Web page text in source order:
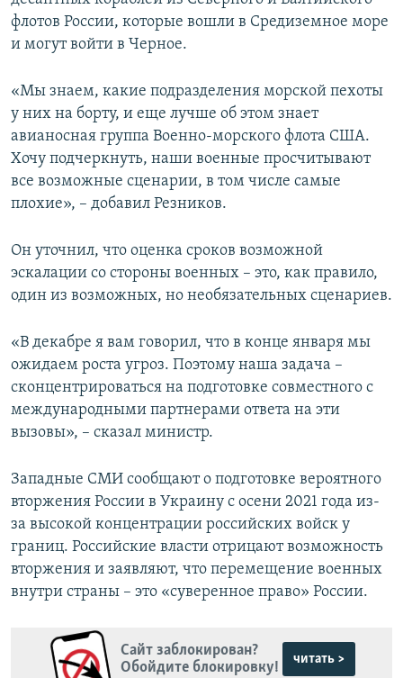
флотов России, которые вошли в Средиземное море
и могут войти в Черное.
«Мы знаем, какие подразделения морской пехоты
у них на борту, и еще лучше об этом знает
авианосная группа Военно-морского флота США.
Хочу подчеркнуть, наши военные просчитывают
все возможные сценарии, в том числе самые
плохие», – добавил Резников.
Он уточнил, что оценка сроков возможной
эскалации со стороны военных – это, как правило,
один из возможных, но необязательных сценариев.
«В декабре я вам говорил, что в конце января мы
ожидаем роста угроз. Поэтому наша задача –
сконцентрироваться на подготовке совместного с
международными партнерами ответа на эти
вызовы», – сказал министр.
Западные СМИ сообщают о подготовке вероятного
вторжения России в Украину с осени 2021 года из-
за высокой концентрации российских войск у
границ. Российские власти отрицают возможность
вторжения и заявляют, что перемещение военных
внутри страны – это «суверенное право» России.
Сайт заблокирован?
Обойдите блокировку!
читать >